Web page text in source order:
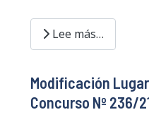
Lee más…
Modificación
Concurso Nº 236/